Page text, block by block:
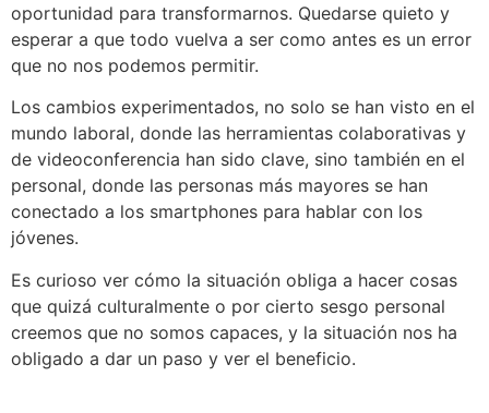
oportunidad para transformarnos. Quedarse quieto y
esperar a que todo vuelva a ser como antes es un error
que no nos podemos permitir.
Los cambios experimentados, no solo se han visto en el
mundo laboral, donde las herramientas colaborativas y
de videoconferencia han sido clave, sino también en el
personal, donde las personas más mayores se han
conectado a los smartphones para hablar con los
jóvenes.
Es curioso ver cómo la situación obliga a hacer cosas
que quizá culturalmente o por cierto sesgo personal
creemos que no somos capaces, y la situación nos ha
obligado a dar un paso y ver el beneficio.